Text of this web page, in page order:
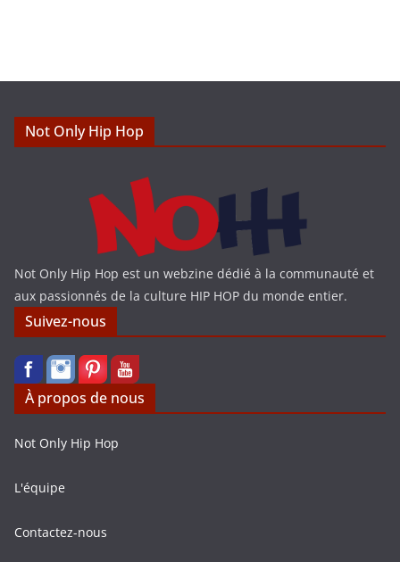
Not Only Hip Hop
Not Only Hip Hop est un webzine dédié à la communauté et
aux passionnés de la culture HIP HOP du monde entier.
Suivez-nous
À propos de nous
Not Only Hip Hop
L'équipe
Contactez-nous